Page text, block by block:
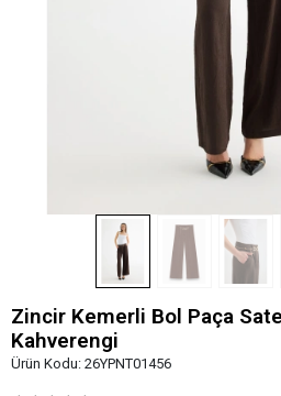
Zincir Kemerli Bol Paça
Kahverengi
Ürün Kodu: 26YPNT01456